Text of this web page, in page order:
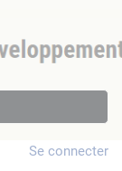
Se connecter